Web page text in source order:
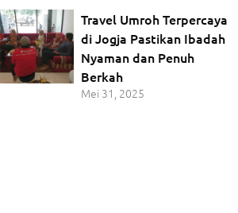
Travel Umroh Terpercaya
di Jogja Pastikan Ibadah
Nyaman dan Penuh
Berkah
Mei 31, 2025